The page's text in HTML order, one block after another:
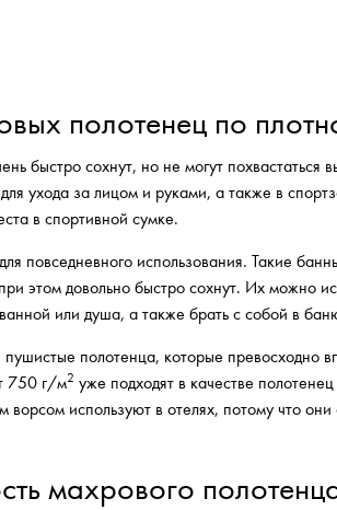
полотенец по
быстро сохнут, но не могут похвастаться
ухода за лицом и руками, а также в
в спортивной сумке.
повседневного использования. Такие
этом довольно быстро сохнут. Их можно
или душа, а также брать с собой в
пушистые полотенца, которые превосходно
750 г/м2 уже подходят в качестве
ворсом используют в отелях, потому что
махрового